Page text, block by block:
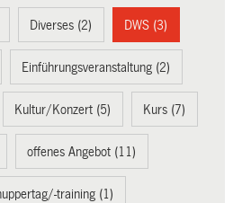
Diverses (2) DWS (3)
Einführungsveranstaltung (2)
Kultur/Konzert (5) Kurs (7)
offenes Angebot (11)
training (1)